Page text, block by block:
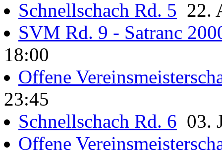
Schnellschach Rd. 5 22.
SVM Rd. 9 - Satranc
18:00
Offene
23:45
Schnellschach Rd. 6 03.
Offene